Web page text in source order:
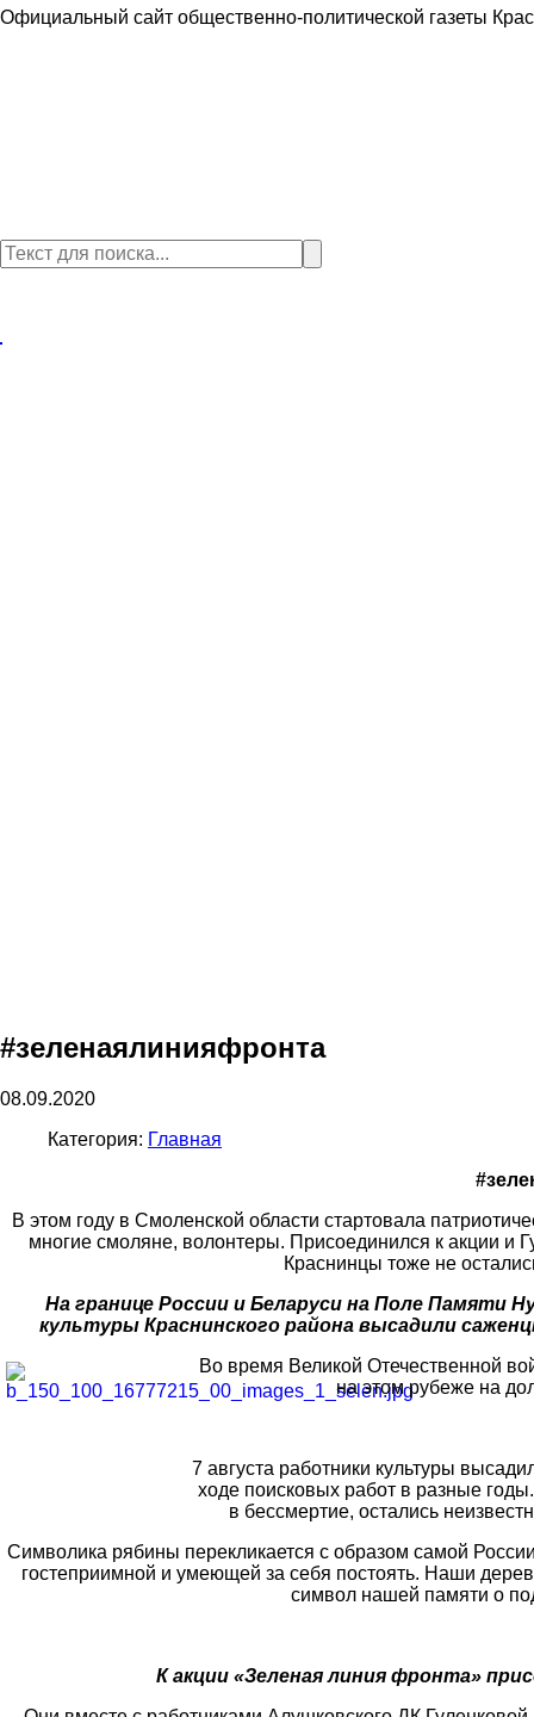
Официальный сайт общественно-политической газеты
#зеленаялинияфронта
08.09.2020
Категория: Главная
В этом году в Смоленской области стартовала
многие смоляне, волонтеры. Присоединился к акции и
Краснинцы тоже не
На границе России и Беларуси на Поле Памяти
культуры Краснинского района высадили
Во время Великой Отечественной
на этом рубеже на
7 августа работники культуры
ходе поисковых работ в разные
в бессмертие, остались
Символика рябины перекликается с образом самой
гостеприимной и умеющей за себя постоять. Наши
символ нашей памяти о
К акции «Зеленая линия фронта»